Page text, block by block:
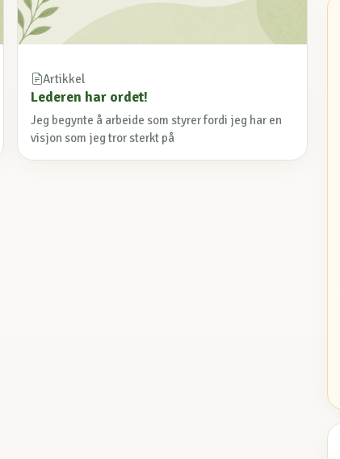
Artikkel
Lederen har ordet!
Jeg begynte å arbeide som styrer fordi jeg har en
visjon som jeg tror sterkt på